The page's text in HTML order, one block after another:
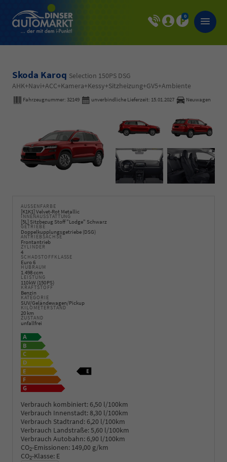
0
Skoda Karoq Selection 150PS DSG
AHK+Navi+ACC+Kamera+Kessy+Sitzheizung+GV5+Ambiente
Fahrzeugnummer: 32149 unverbindliche Lieferzeit: 15.01.2027 Neuwagen
AUSSENFARBE
[K1K1] Velvet-Rot Metallic
INNENAUSSTATTUNG
[5L] Sitzbezug Stoff "Lodge" Schwarz
GETRIEBE
Doppelkupplungsgetriebe (DSG)
ANTRIEBSACHSE
Frontantrieb
ZYLINDER
4
SCHADSTOFFKLASSE
Euro 6
HUBRAUM
1.498 ccm
LEISTUNG
110 kW (150 PS)
KRAFTSTOFF
Benzin
KATEGORIE
SUV/Geländewagen/Pickup
KILOMETERSTAND
20 km
ZUSTAND
unfallfrei
Verbrauch kombiniert: 6,50 l/100km
Verbrauch Innenstadt:8,30 l/100km
Verbrauch Stadtrand: 6,20 l/100km
Verbrauch Landstraße:5,60 l/100km
Verbrauch Autobahn: 6,90 l/100km
CO2-Emissionen: 149,00 g/km
CO2-Klasse: E